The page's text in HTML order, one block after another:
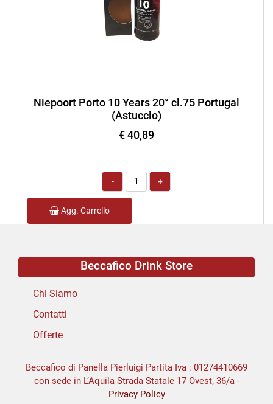
Niepoort Porto 10 Years 20° cl.75 Portugal
(Astuccio)
€ 40,89
Quantità
Agg. Carrello
Beccafico Drink Store
Chi Siamo
Contatti
Offerte
Beccafico di Panella Pierluigi Partita Iva : 01274410669
con sede in L’Aquila Strada Statale 17 Ovest, 36/a -
Privacy Policy